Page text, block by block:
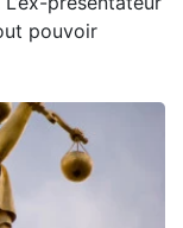
pouvoir